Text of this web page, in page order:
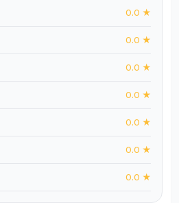
0.0 ★
0.0 ★
0.0 ★
0.0 ★
0.0 ★
0.0 ★
0.0 ★